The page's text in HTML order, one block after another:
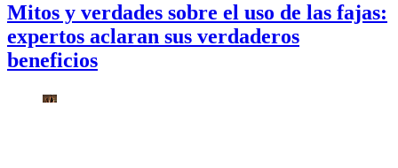
Mitos y verdades sobre el uso de las fajas:
expertos aclaran sus verdaderos
beneficios